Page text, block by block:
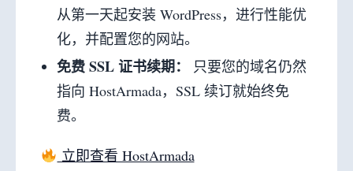
从第一天起安装 WordPress，进行性能优
化，并配置您的网站。
免费 SSL 证书续期：
只要您的域名仍然
指向 HostArmada，SSL 续订就始终免
费。
立即查看 HostArmada